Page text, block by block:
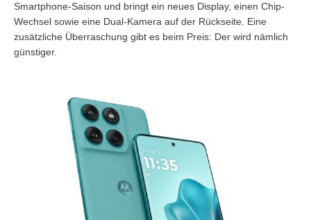
Smartphone-Saison und bringt ein neues Display, einen Chip-
Wechsel sowie eine Dual-Kamera auf der Rückseite. Eine
zusätzliche Überraschung gibt es beim Preis: Der wird nämlich
günstiger.